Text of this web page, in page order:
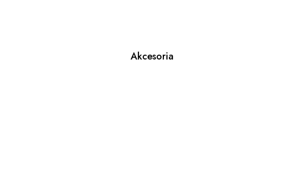
Akcesoria